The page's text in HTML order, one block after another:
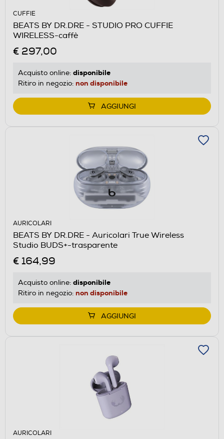
CUFFIE
BEATS BY DR.DRE - STUDIO PRO CUFFIE
WIRELESS-caffè
€ 297,00
Acquisto online: disponibile
Ritiro in negozio: non disponibile
AGGIUNGI
AURICOLARI
BEATS BY DR.DRE - Auricolari True Wireless
Studio BUDS+-trasparente
€ 164,99
Acquisto online: disponibile
Ritiro in negozio: non disponibile
AGGIUNGI
AURICOLARI